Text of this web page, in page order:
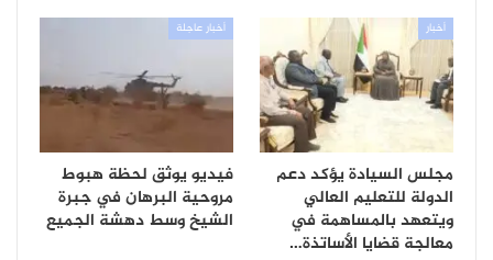
أخبار
مجلس السيادة يؤكد دعم
الدولة للتعليم العالي
ويتعهد بالمساهمة في
معالجة قضايا الأساتذة…
أخبار عاجلة
فيديو يوثق لحظة هبوط
مروحية البرهان في جبرة
الشيخ وسط دهشة الجميع